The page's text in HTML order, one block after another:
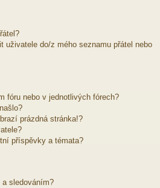
uživatele do/z mého seznamu přátel nebo
fóru nebo v jednotlivých fórech?
prázdná stránka!?
příspěvky a témata?
sledováním?